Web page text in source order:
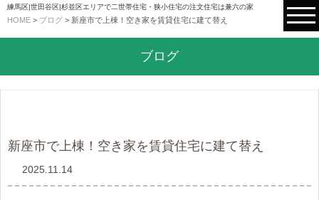
練馬区|世田谷区|杉並区エリアで二世帯住宅・狭小住宅の注文住宅は兼六の家
HOME > ブログ > 新座市で上棟！空き家を賃貸住宅に建て替え
ブログ
新座市で上棟！空き家を賃貸住宅に建て替え
2025.11.14